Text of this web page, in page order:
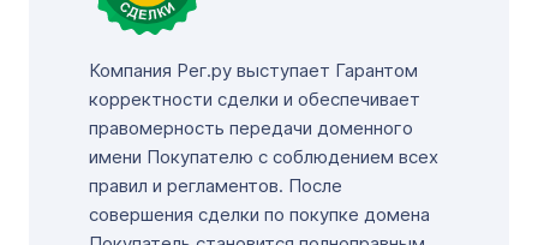
Компания Рег.ру выступает Гарантом
корректности сделки и обеспечивает
правомерность передачи доменного
имени Покупателю с соблюдением всех
правил и регламентов. После
совершения сделки по покупке домена